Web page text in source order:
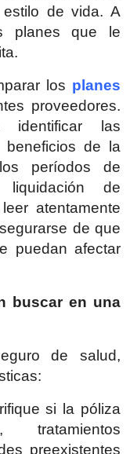
de vida. A
planes que le
los planes
proveedores.
identificar las
beneficios de la
períodos de
de
atentamente
de que
puedan afectar
buscar en una
de salud,
si la póliza
tratamientos
preexistentes